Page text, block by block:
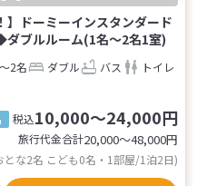
】ドーミーインスタンダード
ブルルーム(1名～2名1室)
2名 ダブル バス
トイレ
税込10,000～24,000円
旅行代金合計20,000〜48,000円
とな2名 こども0名・1部屋/1泊2日)